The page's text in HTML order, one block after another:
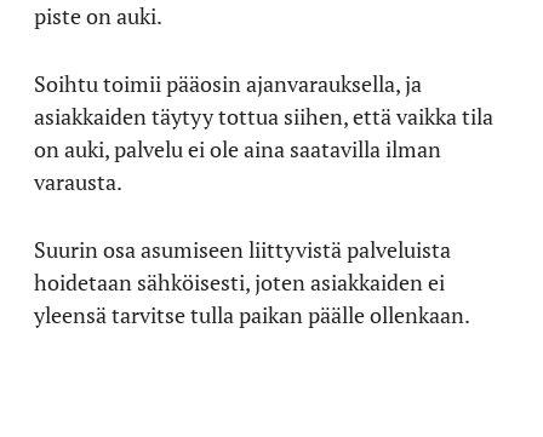
piste on auki.
Soihtu toimii pääosin ajanvarauksella, ja
asiakkaiden täytyy tottua siihen, että vaikka tila
on auki, palvelu ei ole aina saatavilla ilman
varausta.
Suurin osa asumiseen liittyvistä palveluista
hoidetaan sähköisesti, joten asiakkaiden ei
yleensä tarvitse tulla paikan päälle ollenkaan.